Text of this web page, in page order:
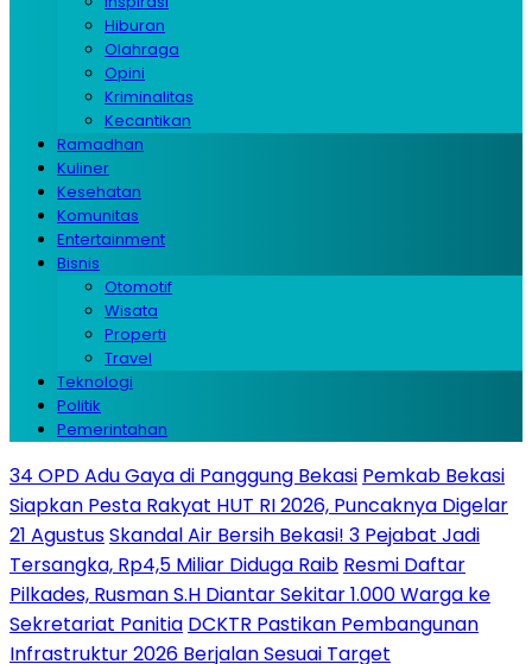
Hiburan
Olahraga
Opini
Kriminalitas
Kecantikan
Ramadhan
Kuliner
Kesehatan
Komunitas
Entertainment
Bisnis
Otomotif
Wisata
Properti
Travel
Teknologi
Politik
Pemerintahan
34 OPD Adu Gaya di Panggung Bekasi Pemkab Bekasi
Siapkan Pesta Rakyat HUT RI 2026, Puncaknya Digelar
21 AgustusSkandal Air Bersih Bekasi! 3 Pejabat Jadi
Tersangka, Rp4,5 Miliar Diduga Raib Resmi Daftar
Pilkades, Rusman S.H Diantar Sekitar 1.000 Warga ke
Sekretariat Panitia DCKTR Pastikan Pembangunan
Infrastruktur 2026 Berjalan Sesuai Target